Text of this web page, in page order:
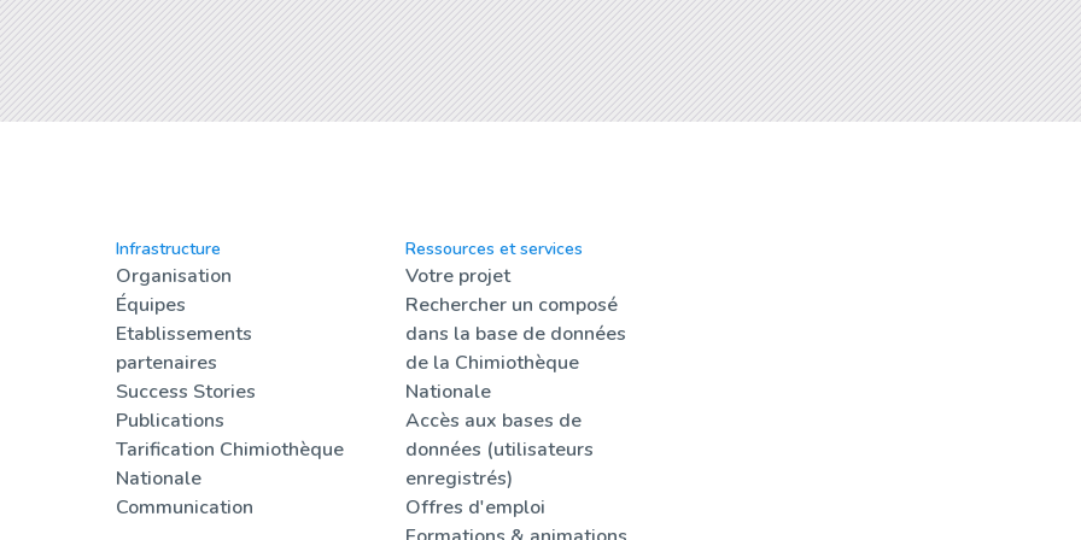
Infrastructure
Organisation
Équipes
Etablissements
partenaires
Success Stories
Publications
Tarification Chimiothèque
Nationale
Communication
Ressources et services
Votre projet
Rechercher un composé
dans la base de données
de la Chimiothèque
Nationale
Accès aux bases de
données (utilisateurs
enregistrés)
Offres d'emploi